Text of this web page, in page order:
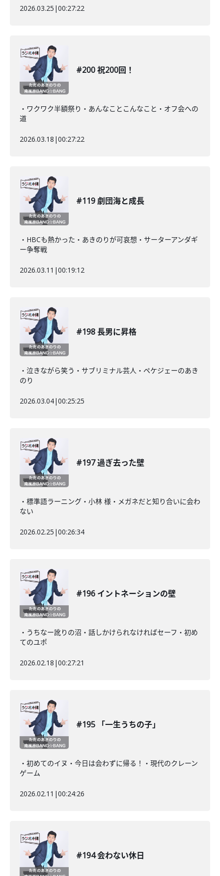
2026.03.25 |00:27:22
#200 祝200回！
・ワクワク半額祭り・あんなことこんなこと・オフ会への
道
2026.03.18 |00:27:22
#119 劇団海と成長
・HBCも熱かった・あきのりが可哀想・サーターアンダギ
ー争奪戦
2026.03.11 |00:19:12
#198 長男に昇格
・泣きながら笑う・サブリミナル芸人・ペケジェーのあき
のり
2026.03.04|00:25:25
#197 過ぎ去った壁
・標準語ラーニング・小林 様・メガネだと知り合いに会わ
ない
2026.02.25 |00:26:34
#196 イントネーションの壁
・うちなー訛りの沼・話しかけられなければセーフ・初め
てのユポ
2026.02.18 |00:27:21
#195 「一生うちの子」
・初めてのイヌ・今日は会わずに帰る！・現代のクレーン
ゲーム
2026.02.11 |00:24:26
#194 会わない休日